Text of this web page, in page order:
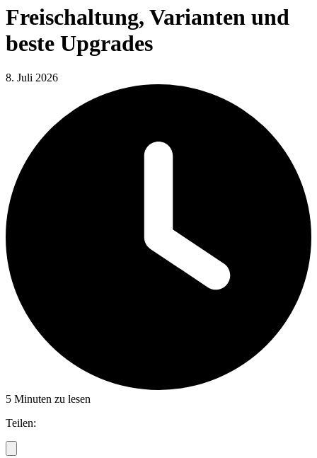
Freischaltung, Varianten und
beste Upgrades
8. Juli 2026
5 Minuten zu lesen
Teilen: